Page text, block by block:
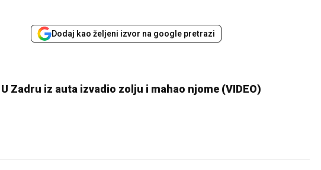
Dodaj kao željeni izvor na google pretrazi
U Zadru iz auta izvadio zolju i mahao njome (VIDEO)